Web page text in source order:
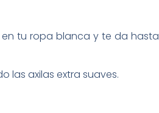
tu ropa blanca y te da hasta
las axilas extra suaves.